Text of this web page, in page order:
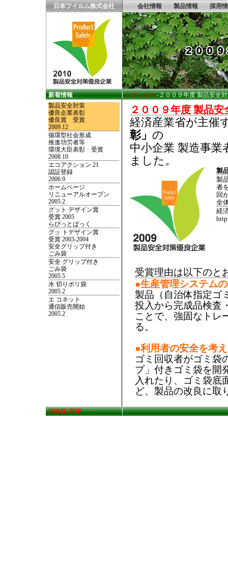
会社情報 製品情報 採用
日本フイルム株式会社
トピックス-２００９年度 製品安全
新着情報
２００９年度 製品
経済産業省が主催
彰」 の
中小企業 製造事業
ました。
製
製
者
回
全
経
受賞理由は以下のと
●生産管理システム
製品（自治体指定ゴ
投入から完成品検査
ことで、強固なトレ
る。
●利用者の安全を考
ゴミ回収者がゴミ袋
プ」付きゴミ袋を開
入れたり、ゴミ袋底
ど、製品の改良に取
製品安全対策
優良企業表彰
優良賞 受賞
2009.12
循環型社会形成
推進功労者等
環境大臣表彰 受賞
2008.10
エコアクション 21
認証登録
2006.9
ホームページ
リニューアルオープン
2005.2
グット デザイン賞
受賞 2005
らびっとぱっく
グッ トデザイン賞
受賞 2003-2004
安全グリップ付き
ごみ袋
安全 グリップ付き
ごみ袋
2005.5
水 切りポリ袋
2005.2
エ コネット
通信販売開始
2005.2
HOME TOP